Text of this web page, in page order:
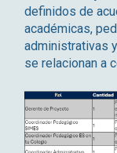
definidos de
académicas,
administrativas
se relacionan a